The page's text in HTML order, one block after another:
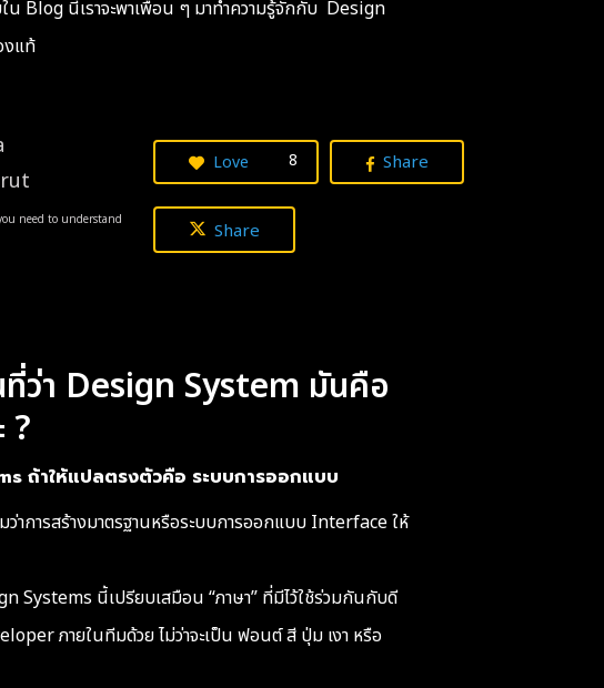
น Blog นี้เราจะพาเพื่อน ๆ มาทำความรู้จักกับ Design
งแท้
need to understand
Love 8 Share
Share
ที่ว่า Design System มันคือ
?
ถ้าให้แปลตรงตัวคือ ระบบการออกแบบ
ว่าการสร้างมาตรฐานหรือระบบการออกแบบ Interface ให้
Systems นี้เปรียบเสมือน “ภาษา” ที่มีไว้ใช้ร่วมกันกับดี
ภายในทีมด้วย ไม่ว่าจะเป็น ฟอนต์ สี ปุ่ม เงา หรือ